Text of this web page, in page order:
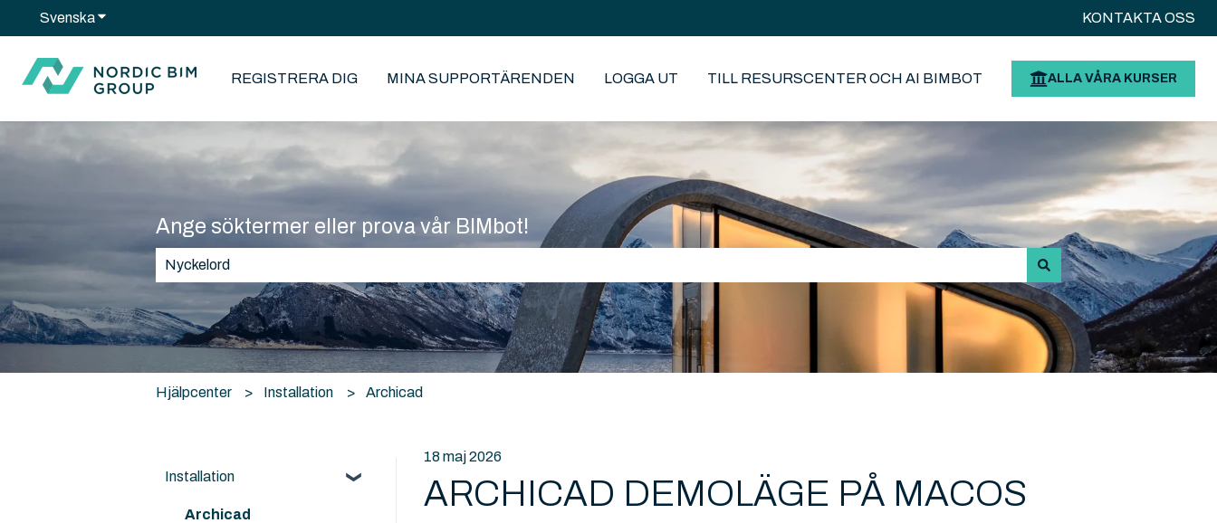
SvenskaVisa undermenyer för översättningar KONTAKTA OSS
REGISTRERA DIG MINA SUPPORTÄRENDEN LOGGA UT TILL RESURSCENTER OCH AI BIMBOT ALLA VÅRA KURSER
Ange söktermer eller prova vår BIMbot!
Det finns inga förslag eftersom sökfältet är tomt.
Hjälpcenter Installation Archicad
18 maj 2026
ARCHICAD DEMOLÄGE PÅ MACOS
Installation
Archicad